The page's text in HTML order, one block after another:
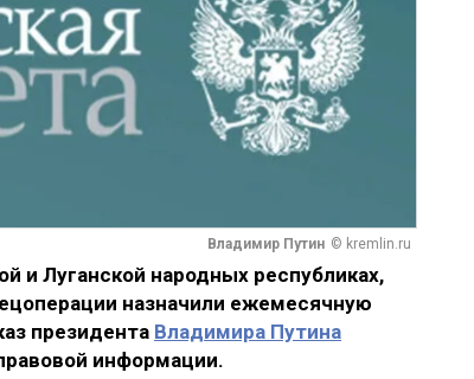
Владимир Путин © kremlin.ru
и Луганской народных республиках,
назначили ежемесячную
президента Владимира Путина
информации.